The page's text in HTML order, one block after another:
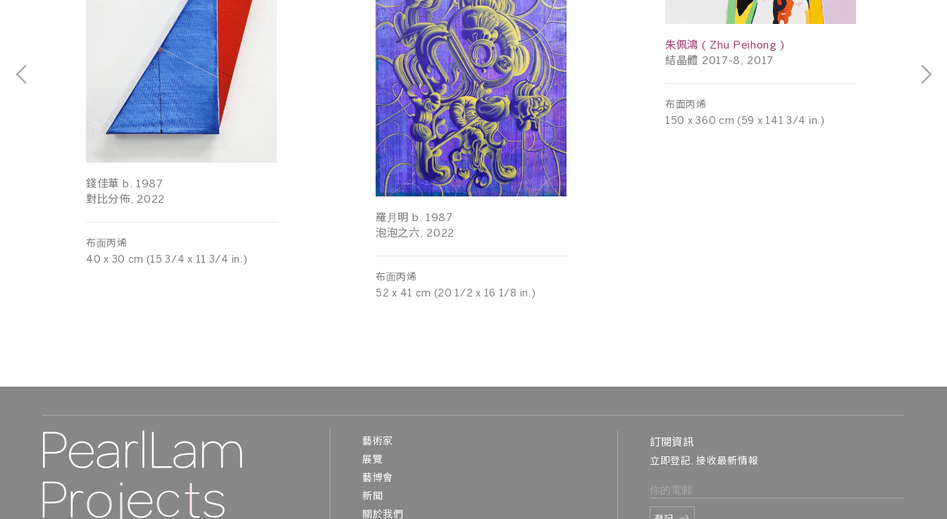
錢佳華 b. 1987
對比分佈, 2022
布⾯丙烯
40 x 30 cm (15 3/4 x 11 3/4 in.)
羅⽉明 b. 1987
泡泡之六, 2022
布⾯丙烯
52 x 41 cm (20 1/2 x 16 1/8 in.)
朱佩鴻 ( Zhu Peihong )
結晶體 2017-8, 2017
布面丙烯
150 x 360 cm (59 x 141 3/4 in.)
藝術家
展覽
藝博會
新聞
關於我們
訂閱資訊
立即登記, 接收最新情報